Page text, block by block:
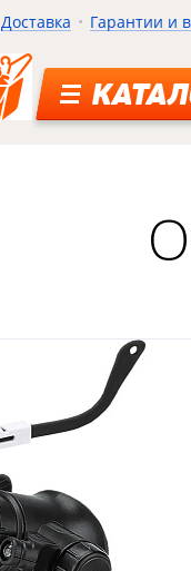
Доставка Гарантии и